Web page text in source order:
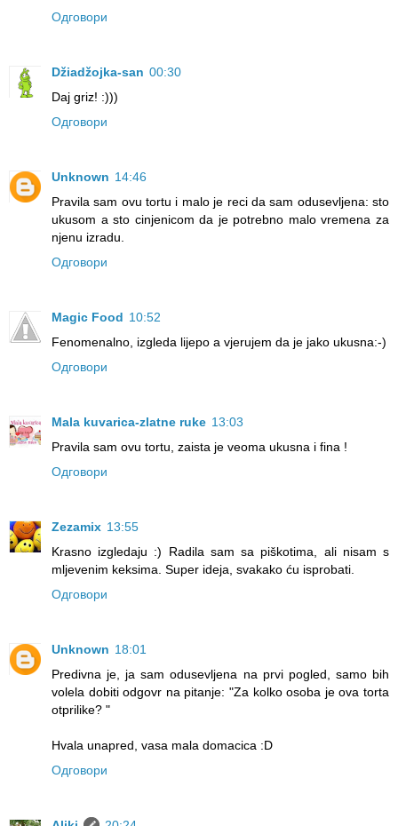
Одговори
Džiadžojka-san 00:30
Daj griz! :)))
Одговори
Unknown 14:46
Pravila sam ovu tortu i malo je reci da sam odusevljena: sto
ukusom a sto cinjenicom da je potrebno malo vremena za
njenu izradu.
Одговори
Magic Food 10:52
Fenomenalno, izgleda lijepo a vjerujem da je jako ukusna:-)
Одговори
Mala kuvarica-zlatne ruke 13:03
Pravila sam ovu tortu, zaista je veoma ukusna i fina !
Одговори
Zezamix 13:55
Krasno izgledaju :) Radila sam sa piškotima, ali nisam s
mljevenim keksima. Super ideja, svakako ću isprobati.
Одговори
Unknown 18:01
Predivna je, ja sam odusevljena na prvi pogled, samo bih
volela dobiti odgovr na pitanje: "Za kolko osoba je ova torta
otprilike? "
Hvala unapred, vasa mala domacica :D
Одговори